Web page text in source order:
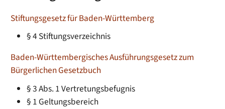
Stiftungsgesetz für Baden-Württemberg
§ 4 Stiftungsverzeichnis
Baden-Württembergisches Ausführungsgesetz zum
Bürgerlichen Gesetzbuch
§ 3 Abs. 1 Vertretungsbefugnis
§ 1 Geltungsbereich